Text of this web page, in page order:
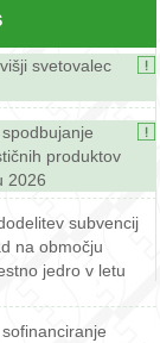
svetovalec
produktov
2026
subvencij
na območju
jedro v letu